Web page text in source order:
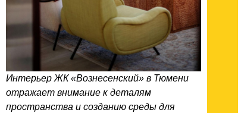
Интерьер ЖК «Вознесенский» в Тюмени
отражает внимание к деталям
пространства и созданию среды для